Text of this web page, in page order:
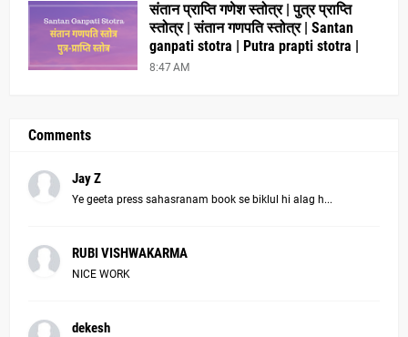
संतान प्राप्ति गणेश स्तोत्र | पुत्र प्राप्ति
स्तोत्र | संतान गणपति स्तोत्र | Santan
ganpati stotra | Putra prapti stotra |
8:47 AM
Comments
Jay Z
Ye geeta press sahasranam book se biklul hi alag h...
RUBI VISHWAKARMA
NICE WORK
dekesh